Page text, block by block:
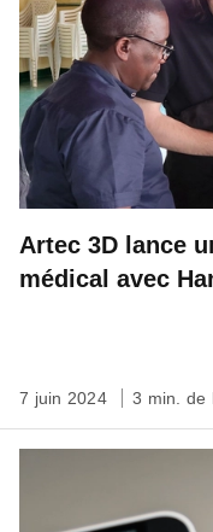
Artec 3D lance
médical avec
7 juin 2024 3 min. de